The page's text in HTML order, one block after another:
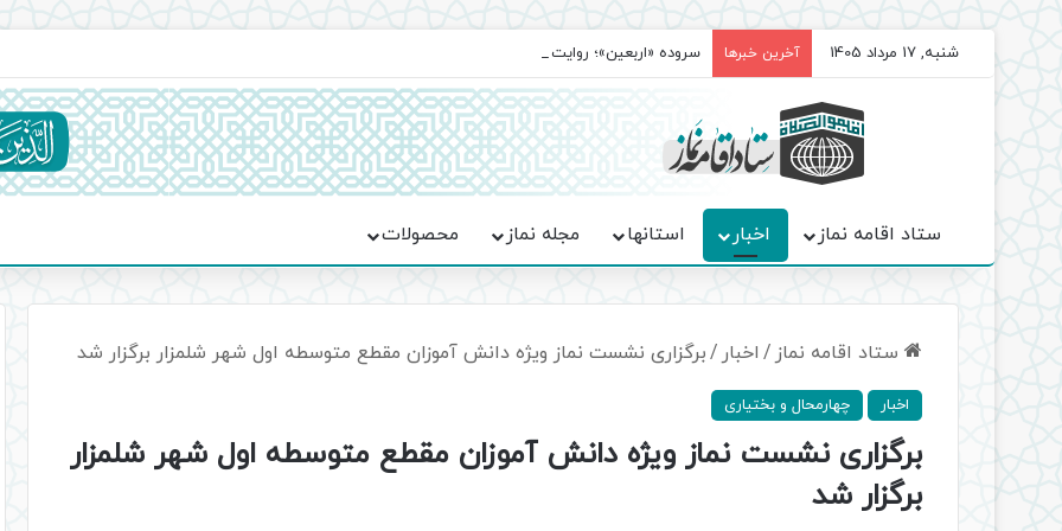
شنبه, 17 مرداد 1405 آخرین خبرها سروده‌ «اربعین»؛ روایت حماسه، استقامت و تمدن‌سازی امت اسلامی
ستاد اقامه نماز اخبار استانها مجله نماز محصولات
ستاد اقامه نماز / اخبار /برگزاری نشست نماز ویژه دانش آموزان مقطع متوسطه اول شهر شلمزار برگزار شد
اخبار چهارمحال و بختیاری
برگزاری نشست نماز ویژه دانش آموزان مقطع متوسطه اول شهر شلمزار
برگزار شد